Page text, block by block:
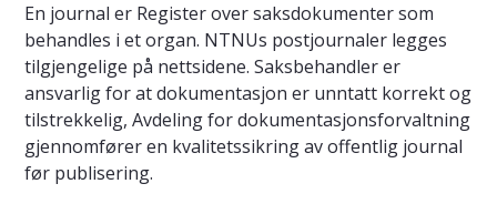
En journal er Register over saksdokumenter som
behandles i et organ. NTNUs postjournaler legges
tilgjengelige på nettsidene. Saksbehandler er
ansvarlig for at dokumentasjon er unntatt korrekt og
tilstrekkelig, Avdeling for dokumentasjonsforvaltning
gjennomfører en kvalitetssikring av offentlig journal
før publisering.